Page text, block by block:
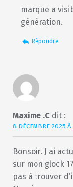
marque a
génération.
Répondre
Maxime .C dit :
8 DÉCEMBRE 2025 À
Bonsoir. J ai
sur mon glock
pas à trouver